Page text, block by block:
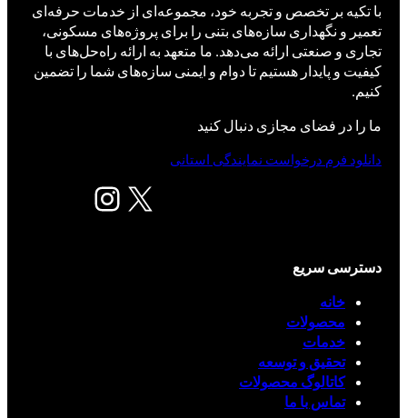
با تکیه بر تخصص و تجربه خود، مجموعه‌ای از خدمات حرفه‌ای
تعمیر و نگهداری سازه‌های بتنی را برای پروژه‌های مسکونی،
تجاری و صنعتی ارائه می‌دهد. ما متعهد به ارائه راه‌حل‌های با
کیفیت و پایدار هستیم تا دوام و ایمنی سازه‌های شما را تضمین
کنیم.
ما را در فضای مجازی دنبال کنید
X اینستاگرم
دانلود فرم درخواست نمایندگی استانی
دسترسی سریع
خانه
محصولات
خدمات
تحقیق و توسعه
کاتالوگ محصولات
تماس با ما